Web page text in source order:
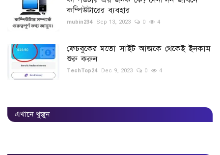
কম্পিউটারের ব্যবহার
mubin234 Sep 13, 2023 0 4
ফেচবুকের মতো সাইট আজকে থেকেই ইনকাম
শুরু করুন
TechTop24 Dec 9, 2023 0 4
এখানে খুজুন